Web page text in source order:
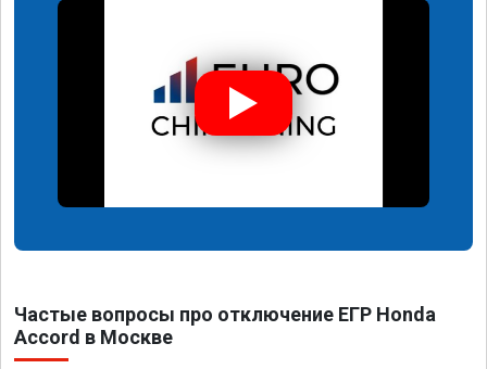
Частые вопросы про отключение ЕГР Honda
Accord в Москве